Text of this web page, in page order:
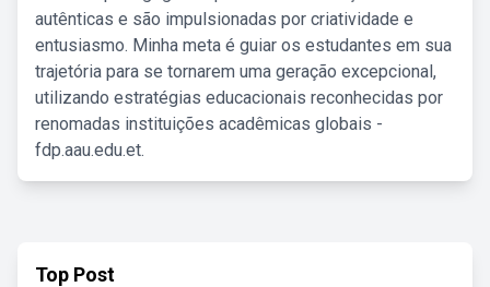
autênticas e são impulsionadas por criatividade e
entusiasmo. Minha meta é guiar os estudantes em sua
trajetória para se tornarem uma geração excepcional,
utilizando estratégias educacionais reconhecidas por
renomadas instituições acadêmicas globais -
fdp.aau.edu.et.
Top Post